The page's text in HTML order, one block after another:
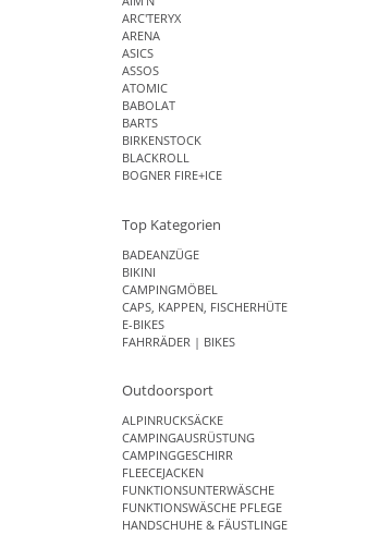
ARC'TERYX
ARENA
ASICS
ASSOS
ATOMIC
BABOLAT
BARTS
BIRKENSTOCK
BLACKROLL
BOGNER FIRE+ICE
Top Kategorien
BADEANZÜGE
BIKINI
CAMPINGMÖBEL
CAPS, KAPPEN, FISCHERHÜTE
E-BIKES
FAHRRÄDER | BIKES
Outdoorsport
ALPINRUCKSÄCKE
CAMPINGAUSRÜSTUNG
CAMPINGGESCHIRR
FLEECEJACKEN
FUNKTIONSUNTERWÄSCHE
FUNKTIONSWÄSCHE PFLEGE
HANDSCHUHE & FÄUSTLINGE